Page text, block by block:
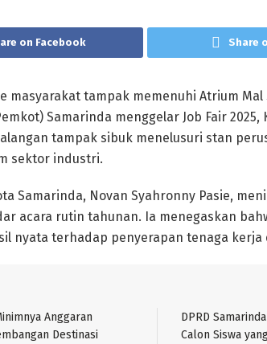
on Facebook Share
masyarakat tampak memenuhi Atrium Mal
Samarinda menggelar Job Fair 2025,
tampak sibuk menelusuri stan
sektor industri.
Samarinda, Novan Syahronny Pasie,
acara rutin tahunan. Ia menegaskan
nyata terhadap penyerapan tenaga kerja
Anggaran
Destinasi
DPRD
Calon Siswa